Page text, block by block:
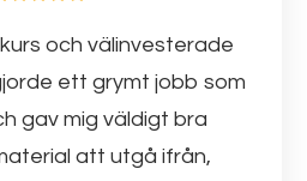
och välinvesterade
ett grymt jobb som
gav mig väldigt bra
att utgå ifrån,